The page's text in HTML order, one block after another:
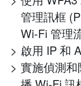
管理訊框
Wi-Fi 管理
啟用 IP 和
實施偵測